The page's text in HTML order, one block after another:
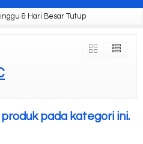
& Hari Besar Tutup
pada kategori ini.